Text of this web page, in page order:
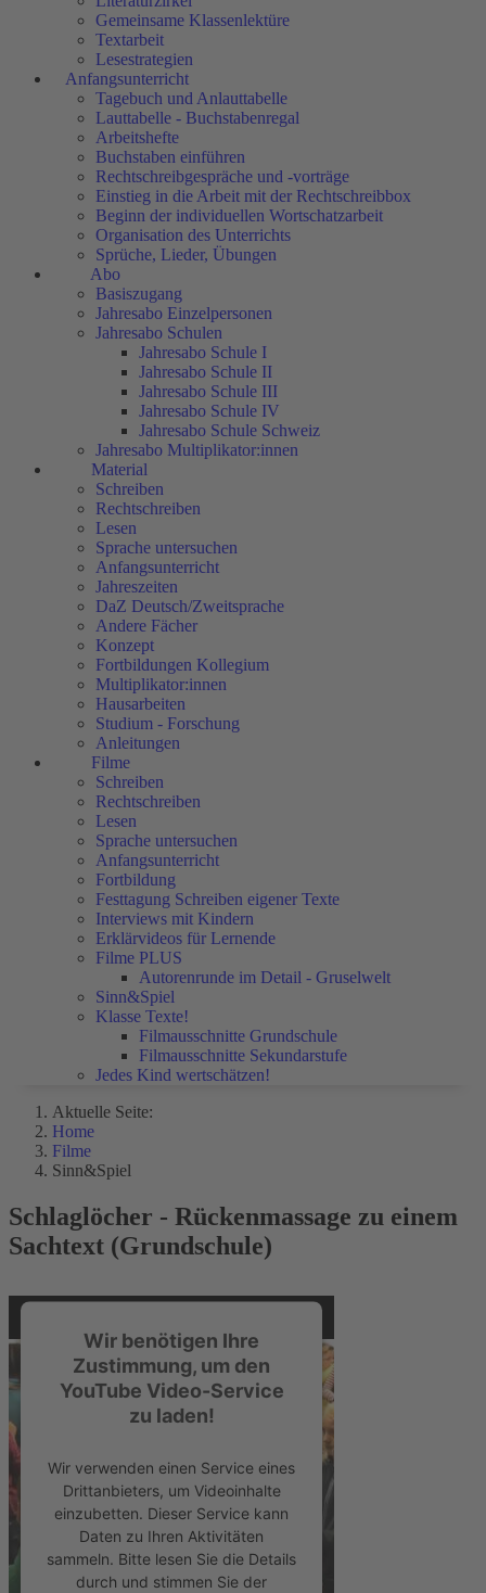
Gemeinsame Klassenlektüre
Textarbeit
Lesestrategien
Anfangsunterricht
Tagebuch und Anlauttabelle
Lauttabelle - Buchstabenregal
Arbeitshefte
Buchstaben einführen
Rechtschreibgespräche und -vorträge
Einstieg in die Arbeit mit der Rechtschreibbox
Beginn der individuellen Wortschatzarbeit
Organisation des Unterrichts
Sprüche, Lieder, Übungen
Abo
Basiszugang
Jahresabo Einzelpersonen
Jahresabo Schulen
Jahresabo Schule I
Jahresabo Schule II
Jahresabo Schule III
Jahresabo Schule IV
Jahresabo Schule Schweiz
Jahresabo Multiplikator:innen
Material
Schreiben
Rechtschreiben
Lesen
Sprache untersuchen
Anfangsunterricht
Jahreszeiten
DaZ Deutsch/Zweitsprache
Andere Fächer
Konzept
Fortbildungen Kollegium
Multiplikator:innen
Hausarbeiten
Studium - Forschung
Anleitungen
Filme
Schreiben
Rechtschreiben
Lesen
Sprache untersuchen
Anfangsunterricht
Fortbildung
Festtagung Schreiben eigener Texte
Interviews mit Kindern
Erklärvideos für Lernende
Filme PLUS
Autorenrunde im Detail - Gruselwelt
Sinn&Spiel
Klasse Texte!
Filmausschnitte Grundschule
Filmausschnitte Sekundarstufe
Jedes Kind wertschätzen!
Aktuelle Seite:
Home
Filme
Sinn&Spiel
Schlaglöcher - Rückenmassage zu einem
Sachtext (Grundschule)
Wir benötigen Ihre
Zustimmung, um den
YouTube Video-Service
zu laden!
Wir verwenden einen Service eines
Drittanbieters, um Videoinhalte
einzubetten. Dieser Service kann
Daten zu Ihren Aktivitäten
sammeln. Bitte lesen Sie die Details
durch und stimmen Sie der